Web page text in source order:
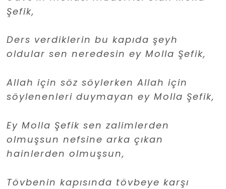
Şefik,
Ders verdiklerin bu kapıda şeyh
oldular sen neredesin ey Molla Şefik,
Allah için söz söylerken Allah için
söylenenleri duymayan ey Molla Şefik,
Ey Molla Şefik sen zalimlerden
olmuşsun nefsine arka çıkan
hainlerden olmuşsun,
Tövbenin kapısında tövbeye karşı